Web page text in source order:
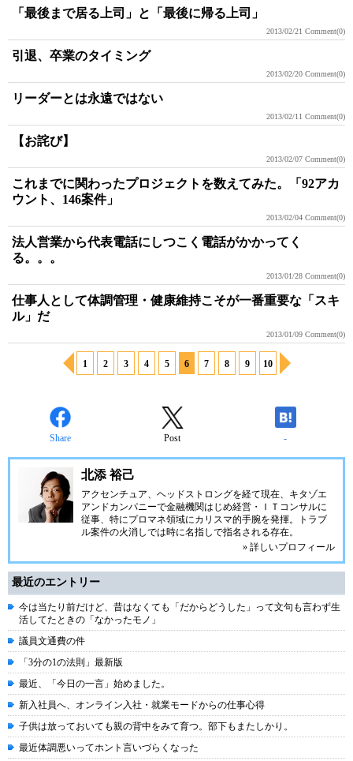
「最後まで居る上司」と「最後に帰る上司」
2013/02/21 Comment(0)
引退、卒業のタイミング
2013/02/20 Comment(0)
リーダーとは永遠ではない
2013/02/11 Comment(0)
【お詫び】
2013/02/07 Comment(0)
これまでに関わったプロジェクトを数えてみた。「92アカ
ウント、146案件」
2013/02/04 Comment(0)
法人営業から代表電話にしつこく電話がかかってく
る。。。
2013/01/28 Comment(0)
仕事人として体調管理・健康維持こそが一番重要な「スキ
ル」だ
2013/01/09 Comment(0)
1 2 3 4 5 6 7 8 9 10
Share Post -
北添 裕己
アクセンチュア、ヘッドストロングを経て現在、キタゾエ
アンドカンパニーで金融機関はじめ経営・ＩＴコンサルに
従事、特にプロマネ領域にカリスマ的手腕を発揮。トラブ
ル案件の火消しでは時に名指しで指名される存在。
» 詳しいプロフィール
最近のエントリー
今は当たり前だけど、昔はなくても「だからどうした」って文句も言わず生
活してたときの「なかったモノ」
議員文通費の件
「3分の1の法則」最新版
最近、「今日の一言」始めました。
新入社員へ、オンライン入社・就業モードからの仕事心得
子供は放っておいても親の背中をみて育つ。部下もまたしかり。
最近体調悪いってホント言いづらくなった